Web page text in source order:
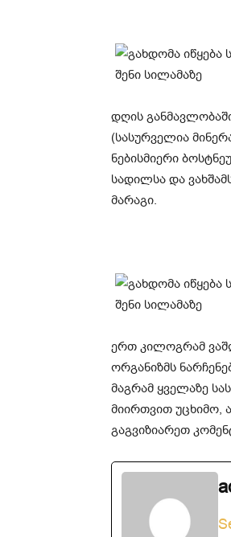
დღის
(სასურველია
ნებისმიერი
სადილსა და
მარაგი.
ერთ კილოგრამ
ორგანიზმს
მაგრამ ყველაზე
მიირთვით უცხიმო,
გაგვიზიარეთ